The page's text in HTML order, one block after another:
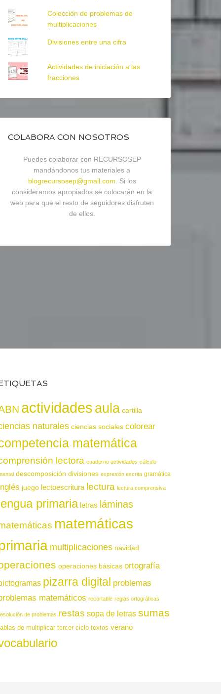
Colección de problemas de
multiplicaciones
Divisiones entre una cifra
Actividades de iniciación a las
fracciones
COLABORA CON NOSOTROS
Puedes colaborar con RECURSOSEP
mandándonos tus materiales a
blogrecursosep@gmail.com . Si los
consideramos apropiados se colocarán en la
web para que el resto de seguidores disfruten
de ellos.
actividadesaula cartilla
naturales ciencias sociales colorear
matemática
lectora cuaderno actividades cálculo
descomposición divisiones expresión escrita gramática
juego lectoescritura lectura lectura comprensiva
primaria letras láminas
matemáticas
multiplicaciones navidad
operaciones básicas ortografía
pizarra digital problemas
matemáticos recortable reglas ortográficas
de problemas restas sopa de letras sumas
de multiplicar tercer ciclo textos verano